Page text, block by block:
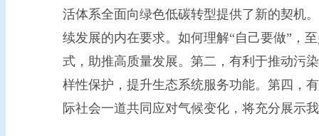
活体系全面向绿色低碳转型提供了新的契机
续发展的内在要求。如何理解“自己要做”，
式，助推高质量发展。第二，有利于推动污
样性保护，提升生态系统服务功能。第四，
际社会一道共同应对气候变化，将充分展示